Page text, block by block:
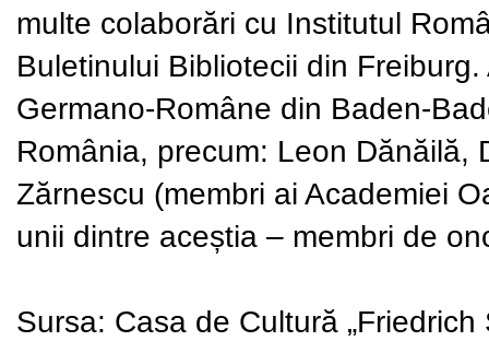
multe colaborări cu Institutul
Buletinului Bibliotecii din
Germano-Române din Baden-
România, precum: Leon Dănăilă,
Zărnescu (membri ai Academiei
unii dintre aceștia – membri de
Sursa: Casa de Cultură „Friedrich